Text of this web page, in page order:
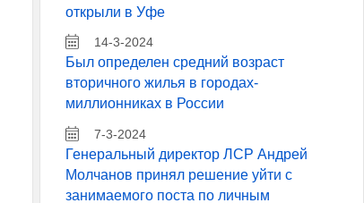
открыли в Уфе
14-3-2024
Был определен средний возраст
вторичного жилья в городах-
миллионниках в России
7-3-2024
Генеральный директор ЛСР Андрей
Молчанов принял решение уйти с
занимаемого поста по личным